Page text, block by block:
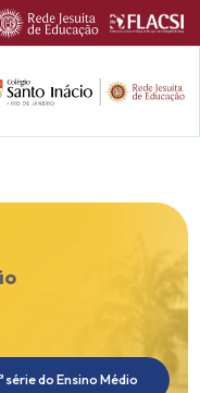
série do Ensino Médio